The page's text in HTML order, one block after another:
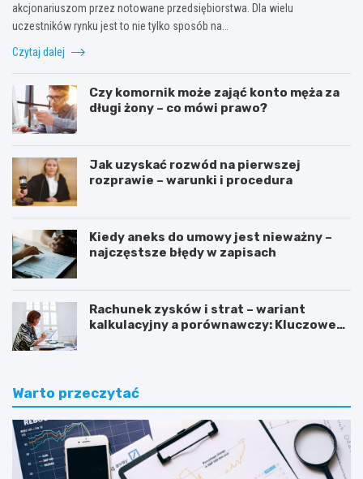
akcjonariuszom przez notowane przedsiębiorstwa. Dla wielu
uczestników rynku jest to nie tylko sposób na…
Czytaj dalej
Czy komornik może zająć konto męża za
długi żony – co mówi prawo?
Jak uzyskać rozwód na pierwszej
rozprawie – warunki i procedura
Kiedy aneks do umowy jest nieważny –
najczęstsze błędy w zapisach
Rachunek zysków i strat – wariant
kalkulacyjny a porównawczy: Kluczowe
Warto przeczytać